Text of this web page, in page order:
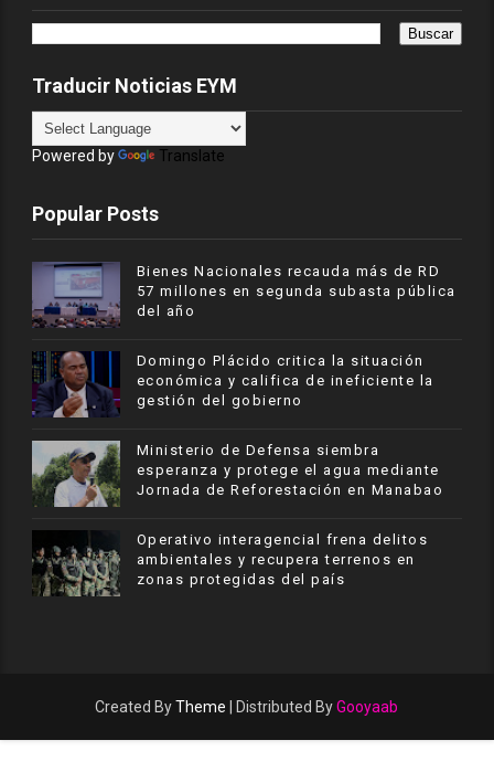
Traducir Noticias EYM
Powered by Translate
Popular Posts
Bienes Nacionales recauda más de RD
57 millones en segunda subasta pública
del año
​Domingo Plácido critica la situación
económica y califica de ineficiente la
gestión del gobierno
Ministerio de Defensa siembra
esperanza y protege el agua mediante
Jornada de Reforestación en Manabao
Operativo interagencial frena delitos
ambientales y recupera terrenos en
zonas protegidas del país
Created ByTheme | Distributed ByGooyaab